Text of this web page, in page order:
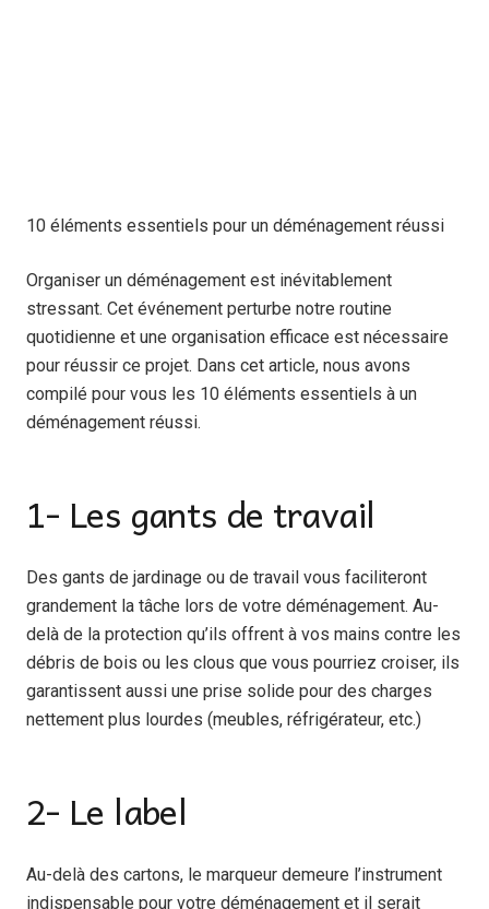
10 éléments essentiels pour un déménagement réussi
Organiser un déménagement est inévitablement
stressant. Cet événement perturbe notre routine
quotidienne et une organisation efficace est nécessaire
pour réussir ce projet. Dans cet article, nous avons
compilé pour vous les 10 éléments essentiels à un
déménagement réussi.
1- Les gants de travail
Des gants de jardinage ou de travail vous faciliteront
grandement la tâche lors de votre déménagement. Au-
delà de la protection qu’ils offrent à vos mains contre les
débris de bois ou les clous que vous pourriez croiser, ils
garantissent aussi une prise solide pour des charges
nettement plus lourdes (meubles, réfrigérateur, etc.)
2- Le label
Au-delà des cartons, le marqueur demeure l’instrument
indispensable pour votre déménagement et il serait